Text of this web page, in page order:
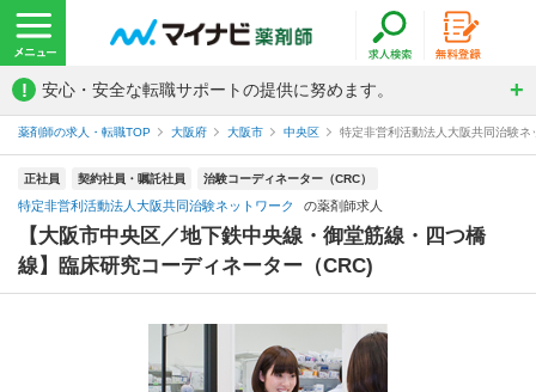
! 安心・安全な転職サポートの提供に努めます。
薬剤師の求人・転職TOP 大阪府 大阪市 中央区 特定非営利活動法人大阪共同治験ネ
正社員 契約社員・嘱託社員 治験コーディネーター（CRC）
特定非営利活動法人大阪共同治験ネットワーク の薬剤師求人
【大阪市中央区／地下鉄中央線・御堂筋線・四つ橋
線】臨床研究コーディネーター（CRC)